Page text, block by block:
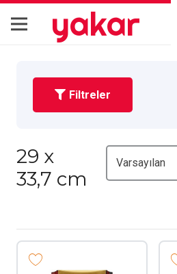
yakar
Filtreler
29 x
33,7 cm